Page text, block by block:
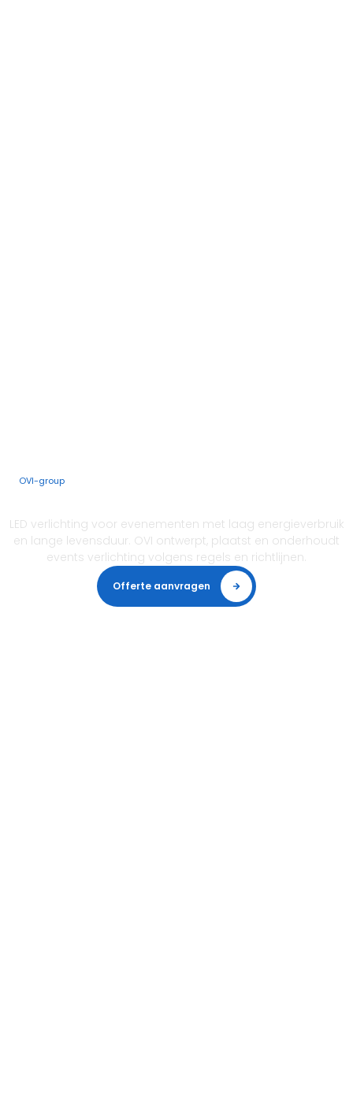
OVI-group
LED verlichting voor evenementen met laag energieverbruik
en lange levensduur. OVI ontwerpt, plaatst en onderhoudt
events verlichting volgens regels en richtlijnen.
Offerte aanvragen